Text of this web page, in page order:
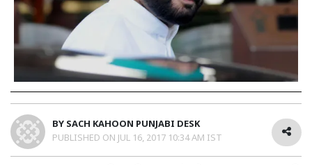
BY SACH KAHOON PUNJABI DESK
PUBLISHED ON JUL 16, 2017 10:34 AM IST